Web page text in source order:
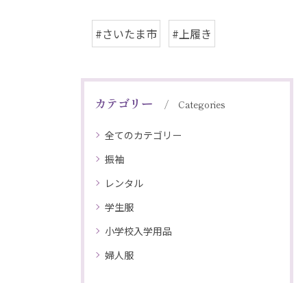
#さいたま市 #上履き
カテゴリー Categories
全てのカテゴリー
振袖
レンタル
学生服
小学校入学用品
婦人服